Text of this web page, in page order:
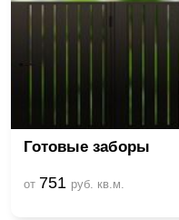
Готовые заборы
от 751 руб. кв.м.